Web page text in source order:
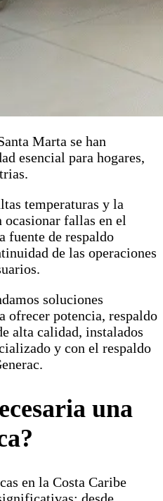
Marta se han
esencial para hogares,
temperaturas y la
ocasionar fallas en el
fuente de respaldo
de las operaciones
soluciones
ofrecer potencia, respaldo
alta calidad, instalados
y con el respaldo
una
en la Costa Caribe